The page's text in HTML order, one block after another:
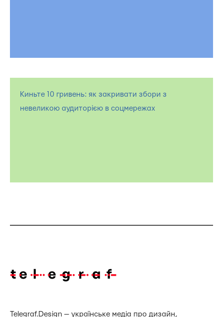
Киньте 10 гривень: як закривати збори з
невеликою аудиторією в соцмережах
Telegraf.Design — українське медіа про дизайн,